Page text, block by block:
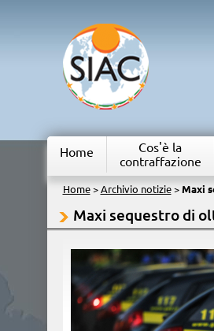
Home
Cos'è la
contraffazione
Home> Archivio notizie> Maxi
Maxi sequestro di